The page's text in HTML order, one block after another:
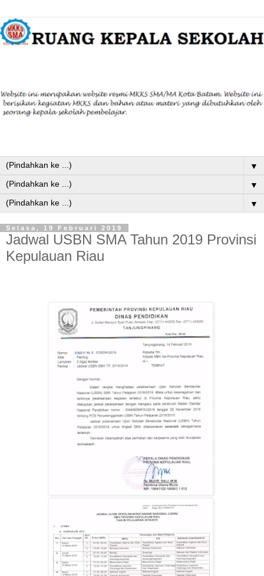
▼
▼
▼
Selasa, 19 Februari 2019
Jadwal USBN SMA Tahun 2019 Provinsi
Kepulauan Riau